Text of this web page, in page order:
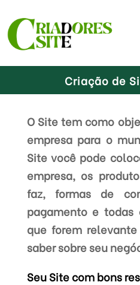
Criação de
O Site tem como
empresa para o
Site você pode
empresa, os
faz, formas de
pagamento e todas
que forem
saber sobre seu
Seu Site com bons